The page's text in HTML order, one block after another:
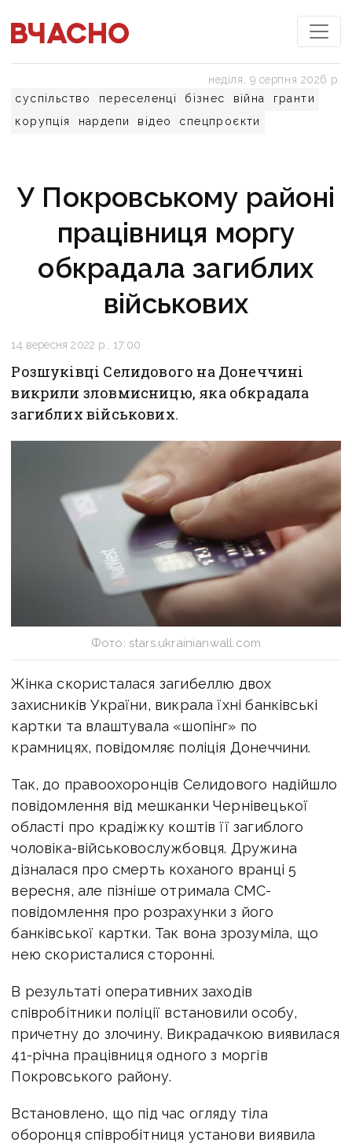
суспільство переселенці бізнес війна
гранти
корупція
нардепи відео спецпроєкти
неділя, 9 серпня 2026 р.
У Покровському районі
працівниця моргу
обкрадала загиблих
військових
14 вересня 2022 р., 17:00
Розшуківці Селидового на Донеччині
викрили зловмисницю, яка обкрадала
загиблих військових.
Фото: stars.ukrainianwall.com
Жінка скористалася загибеллю двох
захисників України, викрала їхні банківські
картки та влаштувала «шопінг» по
крамницях, повідомляє поліція Донеччини.
Так, до правоохоронців Селидового надійшло
повідомлення від мешканки Чернівецької
області про крадіжку коштів її загиблого
чоловіка-військовослужбовця. Дружина
дізналася про смерть коханого вранці 5
вересня, але пізніше отримала СМС-
повідомлення про розрахунки з його
банківської картки. Так вона зрозуміла, що
нею скористалися сторонні.
В результаті оперативних заходів
співробітники поліції встановили особу,
причетну до злочину. Викрадачкою виявилася
41-річна працівниця одного з моргів
Покровського району.
Встановлено, що під час огляду тіла
оборонця співробітниця установи виявила